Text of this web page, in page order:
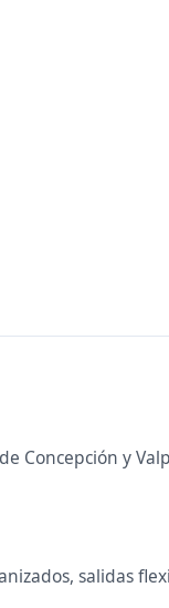
Concepción y
salidas